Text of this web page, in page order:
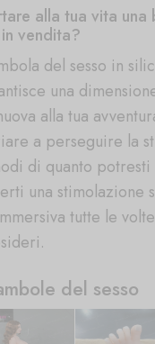
alla tua vita una
vendita?
del sesso in
una
alla tua
a perseguire la
di quanto potresti
una stimolazione
tutte le
del sesso